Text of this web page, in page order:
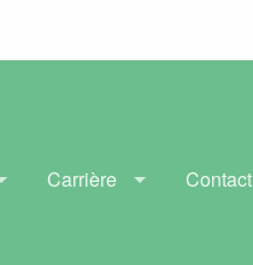
Carrière Contact